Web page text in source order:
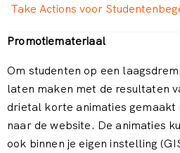
Take Actions voor
Promotiemateriaal
Om studenten op een
laten maken met de resultaten
drietal korte animaties gemaakt
naar de website. De animaties
ook binnen je eigen instelling